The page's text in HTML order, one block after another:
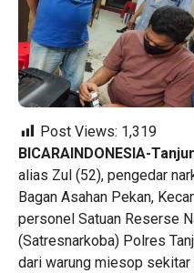
Post Views: 1,319
BICARAINDONESIA-
alias Zul (52), pengedar
Bagan Asahan Pekan,
personel Satuan Reserse
(Satresnarkoba) Polres
dari warung miesop sekitar